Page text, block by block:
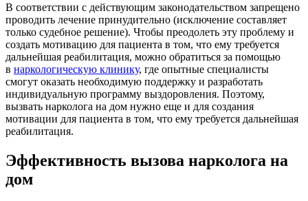
В соответствии с действующим законодательством запрещено
проводить лечение принудительно (исключение составляет
только судебное решение). Чтобы преодолеть эту проблему и
создать мотивацию для пациента в том, что ему требуется
дальнейшая реабилитация, можно обратиться за помощью
в наркологическую клинику, где опытные специалисты
смогут оказать необходимую поддержку и разработать
индивидуальную программу выздоровления. Поэтому,
вызвать нарколога на дом нужно еще и для создания
мотивации для пациента в том, что ему требуется дальнейшая
реабилитация.
Эффективность вызова нарколога на
дом